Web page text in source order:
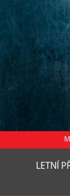
LETNÍ